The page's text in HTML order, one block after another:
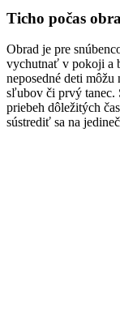
Ticho počas
Obrad je pre
vychutnať v pokoji a
neposedné deti
sľubov či prvý tanec.
priebeh dôležitých
sústrediť sa na